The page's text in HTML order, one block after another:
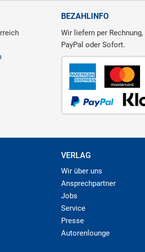
BEZAHLINFO
Wir liefern per
PayPal oder Sofort.
VERLAG
Wir über uns
Ansprechpartner
Jobs
Service
Presse
Autorenlounge